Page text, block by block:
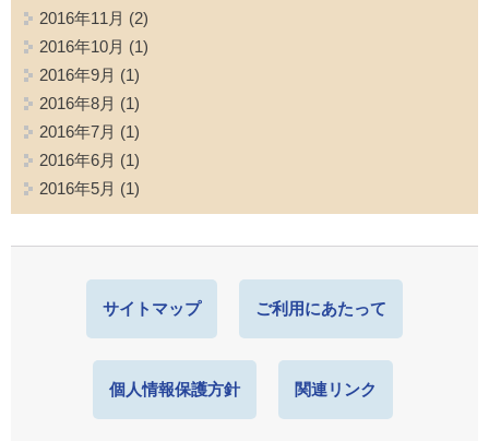
2016年11月 (2)
2016年10月 (1)
2016年9月 (1)
2016年8月 (1)
2016年7月 (1)
2016年6月 (1)
2016年5月 (1)
サイトマップ ご利用にあたって
個人情報保護方針 関連リンク